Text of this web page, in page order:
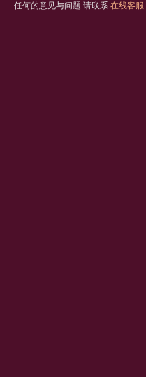
任何的意见与问题 请联系 在线客服